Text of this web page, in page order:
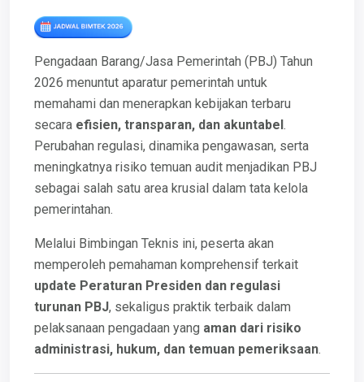
Pengadaan Barang/Jasa Pemerintah (PBJ) Tahun
2026 menuntut aparatur pemerintah untuk
memahami dan menerapkan kebijakan terbaru
secara efisien, transparan, dan akuntabel .
Perubahan regulasi, dinamika pengawasan, serta
meningkatnya risiko temuan audit menjadikan PBJ
sebagai salah satu area krusial dalam tata kelola
pemerintahan.
Melalui Bimbingan Teknis ini, peserta akan
memperoleh pemahaman komprehensif terkait
update Peraturan Presiden dan regulasi
turunan PBJ, sekaligus praktik terbaik dalam
pelaksanaan pengadaan yang aman dari risiko
administrasi, hukum, dan temuan pemeriksaan.